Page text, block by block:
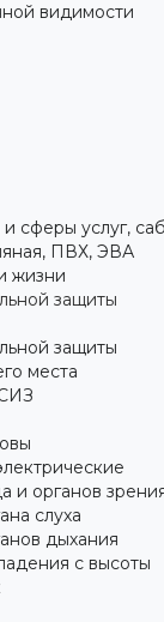
видимости
сферы услуг,
ПВХ, ЭВА
жизни
защиты
защиты
места
и органов
слуха
дыхания
с высоты